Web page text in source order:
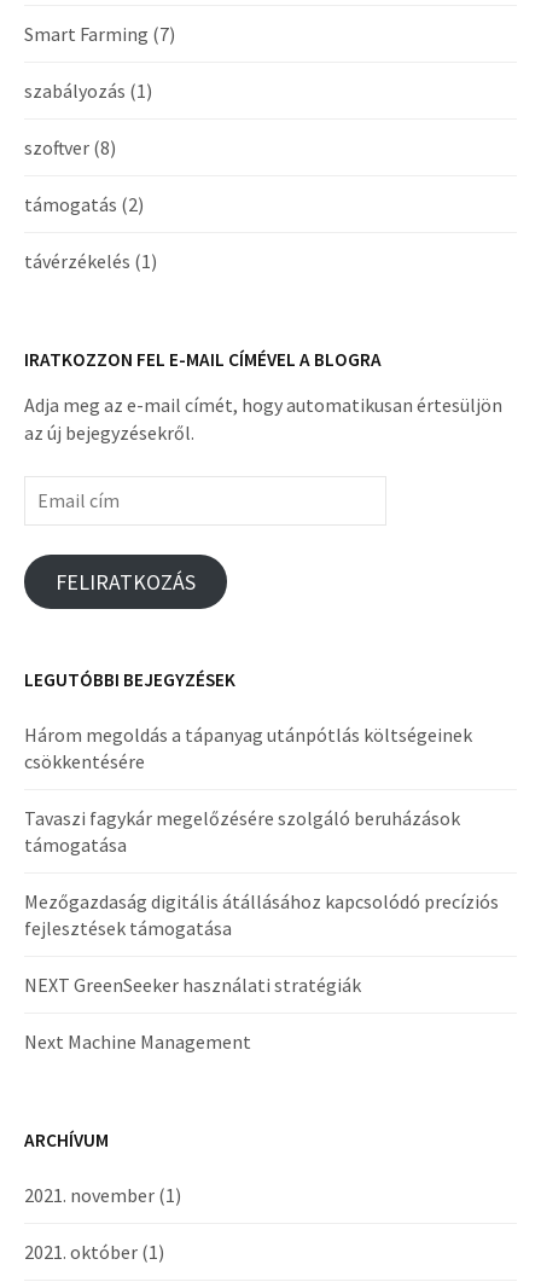
Smart Farming (7)
szabályozás (1)
szoftver (8)
támogatás (2)
távérzékelés (1)
IRATKOZZON FEL E-MAIL CÍMÉVEL A BLOGRA
Adja meg az e-mail címét, hogy automatikusan értesüljön
az új bejegyzésekről.
cím
FELIRATKOZÁS
LEGUTÓBBI BEJEGYZÉSEK
Három megoldás a tápanyag utánpótlás költségeinek
csökkentésére
Tavaszi fagykár megelőzésére szolgáló beruházások
támogatása
Mezőgazdaság digitális átállásához kapcsolódó precíziós
fejlesztések támogatása
NEXT GreenSeeker használati stratégiák
Next Machine Management
ARCHÍVUM
2021. november (1)
2021. október (1)